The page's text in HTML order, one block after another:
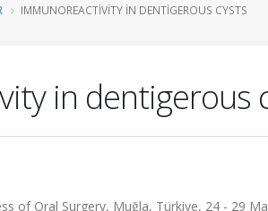
IMMUNOREACTIVITY IN DENTIGEROUS CYSTS
in dentigerous
of Oral Surgery, Muğla, Türkiye, 24 - 29